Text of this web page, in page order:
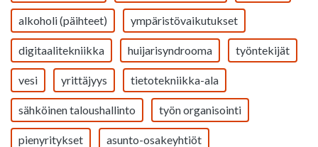
alkoholi (päihteet) ympäristövaikutukset
digitaalitekniikka huijarisyndrooma työntekijät
vesi yrittäjyys tietotekniikka-ala
sähköinen taloushallinto työn organisointi
pienyritykset asunto-osakeyhtiöt